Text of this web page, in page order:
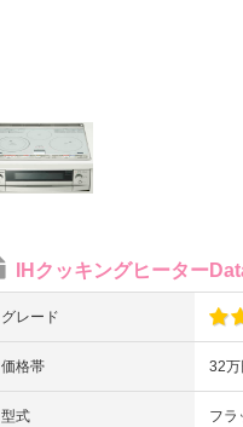
IHクッキングヒーター
グレード
価格帯 32万
型式
フラ